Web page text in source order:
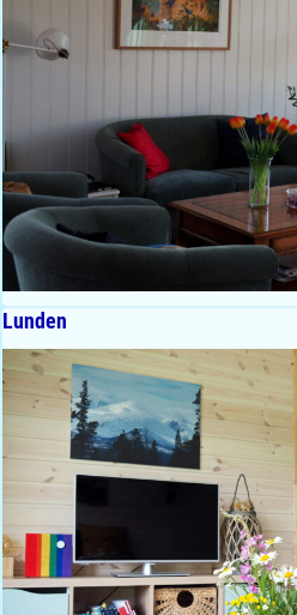
Lunden